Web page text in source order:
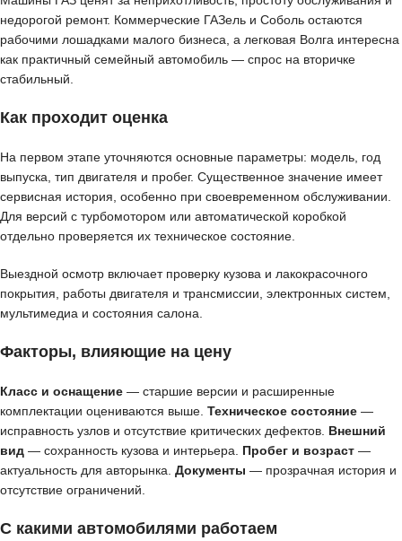
недорогой ремонт. Коммерческие ГАЗель и Соболь остаются
рабочими лошадками малого бизнеса, а легковая Волга интересна
как практичный семейный автомобиль — спрос на вторичке
стабильный.
Как проходит оценка
На первом этапе уточняются основные параметры: модель, год
выпуска, тип двигателя и пробег. Существенное значение имеет
сервисная история, особенно при своевременном обслуживании.
Для версий с турбомотором или автоматической коробкой
отдельно проверяется их техническое состояние.
Выездной осмотр включает проверку кузова и лакокрасочного
покрытия, работы двигателя и трансмиссии, электронных систем,
мультимедиа и состояния салона.
Факторы, влияющие на цену
Класс и оснащение — старшие версии и расширенные
комплектации оцениваются выше. Техническое состояние —
исправность узлов и отсутствие критических дефектов. Внешний
вид — сохранность кузова и интерьера. Пробег и возраст —
актуальность для авторынка. Документы — прозрачная история и
отсутствие ограничений.
С какими автомобилями работаем